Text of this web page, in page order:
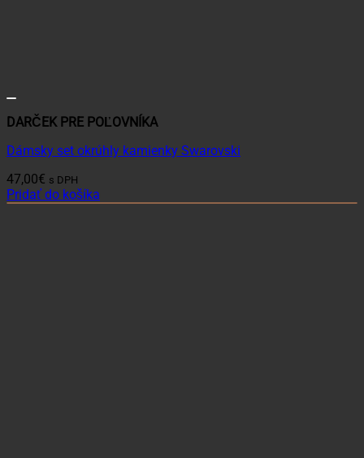
DARČEK PRE POĽOVNÍKA
Dámsky set okrúhly kamienky Swarovski
47,00€ s DPH
Pridať do košíka